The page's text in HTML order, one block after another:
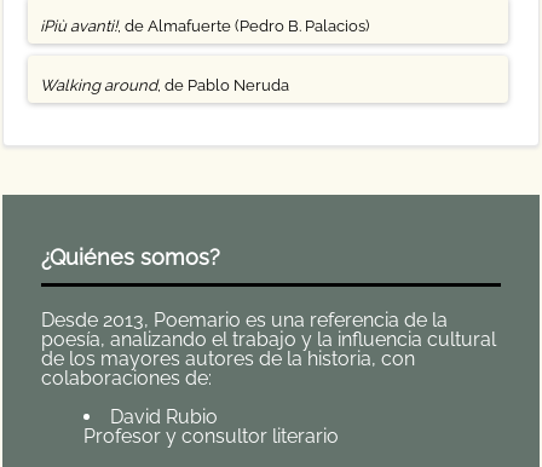
¡Più avanti!, de Almafuerte (Pedro B. Palacios)
Walking around, de Pablo Neruda
¿Quiénes somos?
Desde 2013, Poemario es una referencia de la
poesía, analizando el trabajo y la influencia cultural
de los mayores autores de la historia, con
colaboraciones de:
David Rubio
Profesor y consultor literario